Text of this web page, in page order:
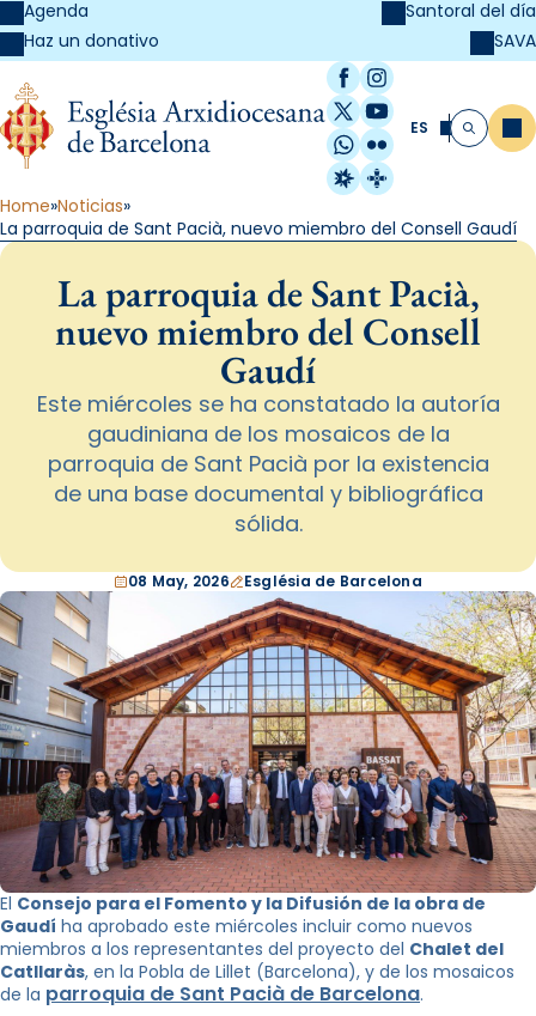
Agenda
Haz un donativo
Santoral del día
SAVA
Facebook
Instagram
X / Twitter
YouTube
WhatsApp
Flickr
Radio Estel
Catalunya
ES Buscar
Home Noticias
La parroquia de Sant Pacià, nuevo miembro del Consell Gaudí
La parroquia de Sant Pacià,
nuevo miembro del Consell
Gaudí
Este miércoles se ha constatado la autoría
gaudiniana de los mosaicos de la
parroquia de Sant Pacià por la existencia
de una base documental y bibliográfica
sólida.
08 May, 2026 Església de Barcelona
El Consejo para el Fomento y la Difusión de la obra de
Gaudí ha aprobado este miércoles incluir como nuevos
miembros a los representantes del proyecto del Chalet del
Catllaràs, en la Pobla de Lillet (Barcelona), y de los mosaicos
de la parroquia de Sant Pacià de Barcelona.